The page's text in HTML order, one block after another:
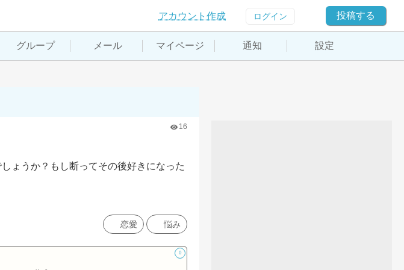
アカウント作成 ログイン 投稿する
グループ メール マイページ 通知 設定
16
ょうか？もし断ってその後好きになった
恋愛 悩み
0